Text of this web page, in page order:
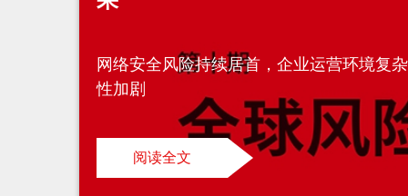
网络安全风险持续居首，企业运营环境复杂
性加剧
阅读全文